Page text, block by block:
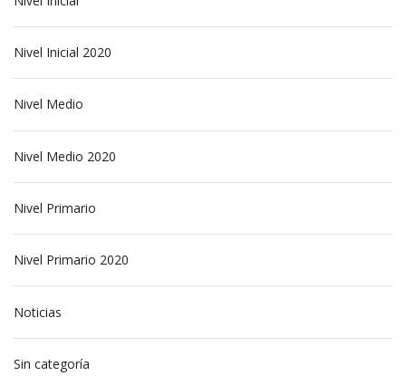
Nivel Inicial 2020
Nivel Medio
Nivel Medio 2020
Nivel Primario
Nivel Primario 2020
Noticias
Sin categoría